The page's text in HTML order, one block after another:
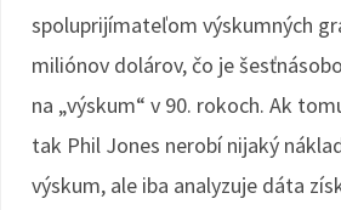
spoluprijímateľom výskumných
miliónov dolárov, čo je
na „výskum“ v 90. rokoch. Ak
tak Phil Jones nerobí nijaký
výskum, ale iba analyzuje dáta